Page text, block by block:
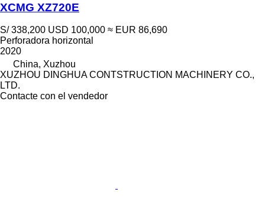
XCMG XZ720E
S/ 338,200 USD 100,000 ≈ EUR 86,690
Perforadora horizontal
2020
China, Xuzhou
XUZHOU DINGHUA CONTSTRUCTION MACHINERY CO.,
LTD.
Contacte con el vendedor